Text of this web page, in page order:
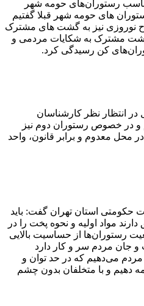
رستوران‌های حومه شهر
های حومه شهر قبلا گفتیم
نوروزی نیز به گشت های مشترک
ادامه می دهد و امروز 10 گشت مشترک به شکایات مردمی و
کن رسیدگی کرد.
انتظار نظر کارشناسان
و در خصوص رستوران دوم نیز
محل معدوم و برابر قانون، واحد
استان تهران گفت: باید
مواد اولیه و نحوه پخت را در
رستوران‌ها از حساسیت بالایی
و جان مردم سر و کار دارد
مردم می‌دهیم که در حد توان و
دهیم و با متخلفان بدون چشم